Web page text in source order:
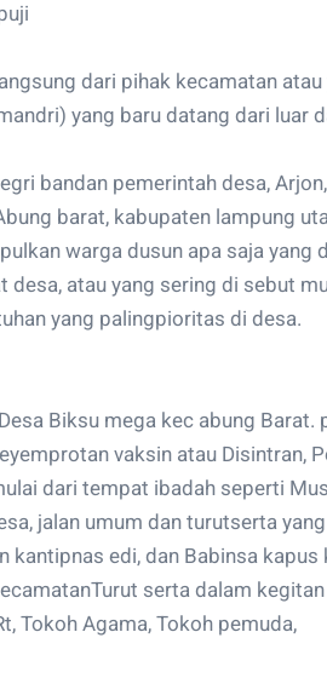
dari pihak kecamatan
yang baru datang dari luar
bandan pemerintah desa,
barat, kabupaten lampung
warga dusun apa saja yang
desa, atau yang sering di sebut
yang palingpioritas di desa.
Biksu mega kec abung
vaksin atau Disintran,
dari tempat ibadah seperti
jalan umum dan turutserta
kantipnas edi, dan Babinsa
serta dalam
Tokoh Agama, Tokoh pemuda,